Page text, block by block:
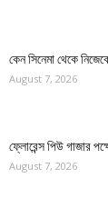
কেন সিনেমা থেকে
August 7, 2026
ফ্লোরেন্স পিউ গাজার
August 7, 2026